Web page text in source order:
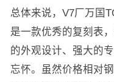
总体来说，V7厂万国
是一款优秀的复刻表
的外观设计、强大的
忘怀。虽然价格相对